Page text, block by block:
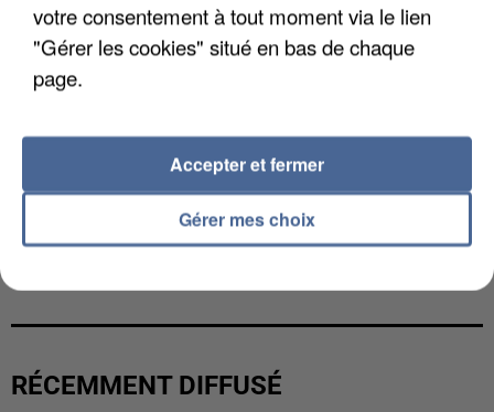
LES DONNÉES DE 300 000 CLIENTS DÉROBÉES À
RÉCEMMENT DIFFUSÉ
votre consentement à tout moment via le lien
"Gérer les cookies" situé en bas de chaque
page.
Gérer mes choix
Accepter et fermer